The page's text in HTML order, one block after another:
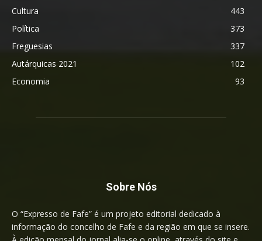
Cultura
443
Política
373
Freguesias
337
Autárquicas 2021
102
Economia
93
Sobre Nós
O “Expresso de Fafe” é um projeto editorial dedicado à
informação do concelho de Fafe e da região em que se insere.